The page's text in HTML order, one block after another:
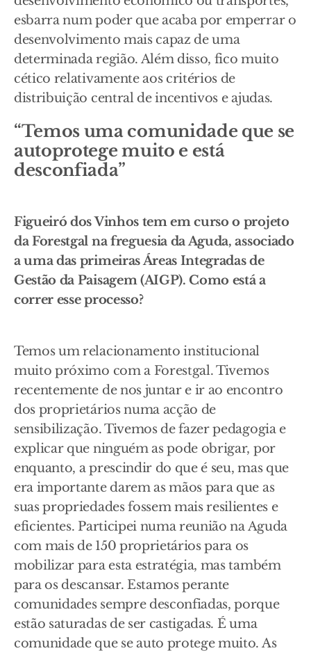
esbarra num poder que acaba por emperrar o
desenvolvimento mais capaz de uma
determinada região. Além disso, fico muito
cético relativamente aos critérios de
distribuição central de incentivos e ajudas.
“Temos uma comunidade que se
autoprotege muito e está
desconfiada”
Figueiró dos Vinhos tem em curso o projeto
da Forestgal na freguesia da Aguda, associado
a uma das primeiras Áreas Integradas de
Gestão da Paisagem (AIGP). Como está a
correr esse processo?
Temos um relacionamento institucional
muito próximo com a Forestgal. Tivemos
recentemente de nos juntar e ir ao encontro
dos proprietários numa acção de
sensibilização. Tivemos de fazer pedagogia e
explicar que ninguém as pode obrigar, por
enquanto, a prescindir do que é seu, mas que
era importante darem as mãos para que as
suas propriedades fossem mais resilientes e
eficientes. Participei numa reunião na Aguda
com mais de 150 proprietários para os
mobilizar para esta estratégia, mas também
para os descansar. Estamos perante
comunidades sempre desconfiadas, porque
estão saturadas de ser castigadas. É uma
comunidade que se auto protege muito. As